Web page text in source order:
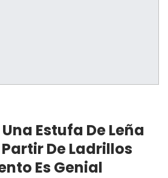
Estufa De Leña
De Ladrillos
Es Genial